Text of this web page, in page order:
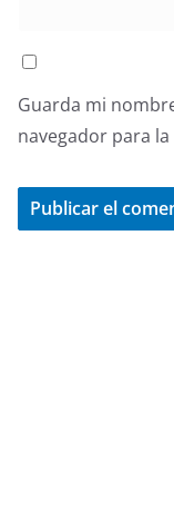
Guarda mi
navegador para